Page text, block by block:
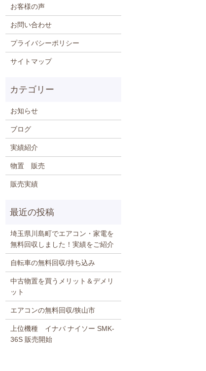
お客様の声
お問い合わせ
プライバシーポリシー
サイトマップ
お知らせ
ブログ
実績紹介
物置 販売
販売実績
埼玉県川島町でエアコン・家電を
無料回収しました！実績をご紹介
自転車の無料回収/持ち込み
中古物置を買うメリット＆デメリ
ット
エアコンの無料回収/狭山市
上位機種 イナバ ナイソー SMK-
36S 販売開始